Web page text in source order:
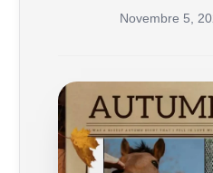
Novembre 5,